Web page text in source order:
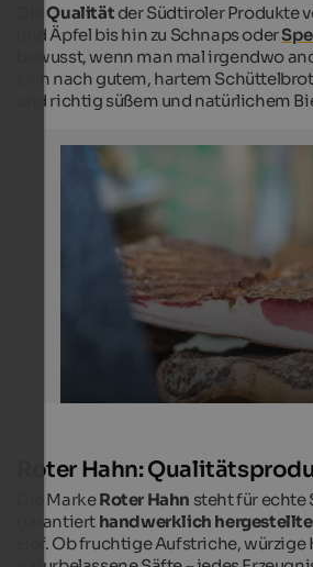
Südtiroler Speck
Auf den Südtiroler Märkten
Speck vom Bauern zu kaufen.
Kurverwaltung Meran/Hannes
DieQualität der Südtiroler Produkte
und Äpfel bis hin zu Schnaps oder
bewusst, wenn man mal irgendwo
sich nach gutem, hartem
und richtig süßem und natürlichem
Roter Hahn:
Die MarkeRoter Hahn steht für echte
garantiert handwerklich
Hof. Ob fruchtige Aufstriche,